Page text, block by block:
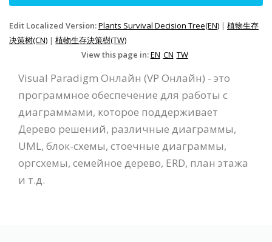
Edit Localized Version:Plants Survival Decision Tree(EN) | 植物生存
决策树(CN) | 植物生存決策樹(TW)
View this page in:EN CN TW
Visual Paradigm Онлайн (VP Онлайн) - это
программное обеспечение для работы с
диаграммами, которое поддерживает
Дерево решений, различные диаграммы,
UML, блок-схемы, стоечные диаграммы,
оргсхемы, семейное дерево, ERD, план этажа
и т.д.